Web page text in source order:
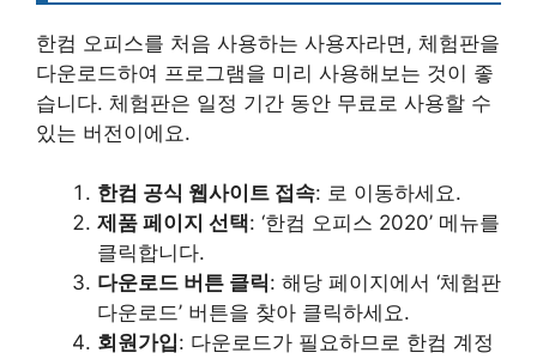
한컴 오피스를 처음 사용하는 사용자라면, 체험판을
다운로드하여 프로그램을 미리 사용해보는 것이 좋
습니다. 체험판은 일정 기간 동안 무료로 사용할 수
있는 버전이에요.
한컴 공식 웹사이트 접속: 로 이동하세요.
제품 페이지 선택: ‘한컴 오피스 2020’ 메뉴를
클릭합니다.
다운로드 버튼 클릭: 해당 페이지에서 ‘체험판
다운로드’ 버튼을 찾아 클릭하세요.
회원가입: 다운로드가 필요하므로 한컴 계정